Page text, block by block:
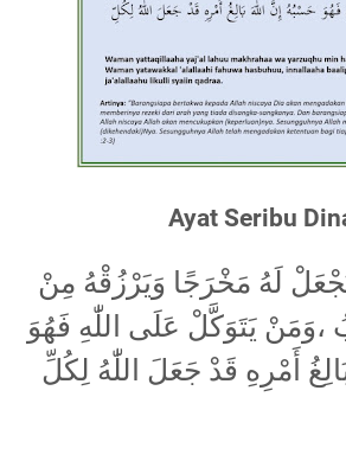
Ayat Seribu
لَهُ مَخْرَجًا وَيَرْزُقْهُ مِنْ
يَتَوَكَّلْ عَلَى اللّٰهِ فَهُوَ
أَمْرِهِ قَدْ جَعَلَ اللّٰهُ لِكُلِّ